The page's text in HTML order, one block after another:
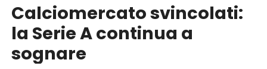
Calciomercato svincolati:
la Serie A continua a
sognare